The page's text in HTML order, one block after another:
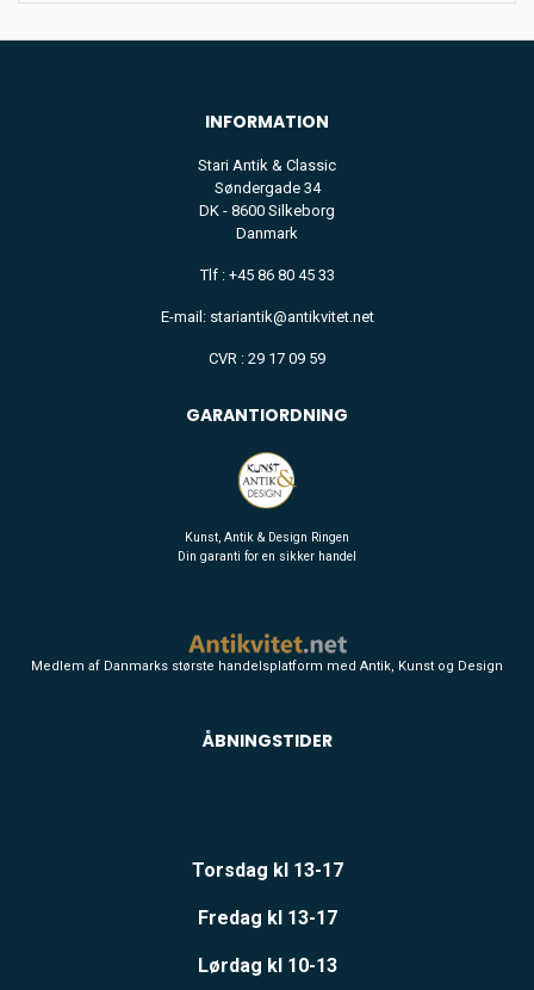
INFORMATION
Stari Antik & Classic
Søndergade 34
DK - 8600 Silkeborg
Danmark
Tlf : +45 86 80 45 33
E-mail: stariantik@antikvitet.net
CVR : 29 17 09 59
GARANTIORDNING
Kunst, Antik & Design Ringen
Din garanti for en sikker handel
Medlem af Danmarks største handelsplatform med Antik, Kunst og Design
ÅBNINGSTIDER
Torsdag kl 13-17
Fredag kl 13-17
Lørdag kl 10-13